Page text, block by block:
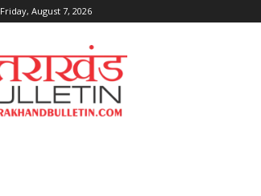
Friday, August 7, 2026
Uttarakahnd
Bulletin